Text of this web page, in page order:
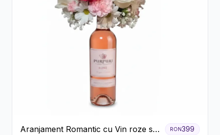
Aranjament Romantic cu Vin roze si
RON399